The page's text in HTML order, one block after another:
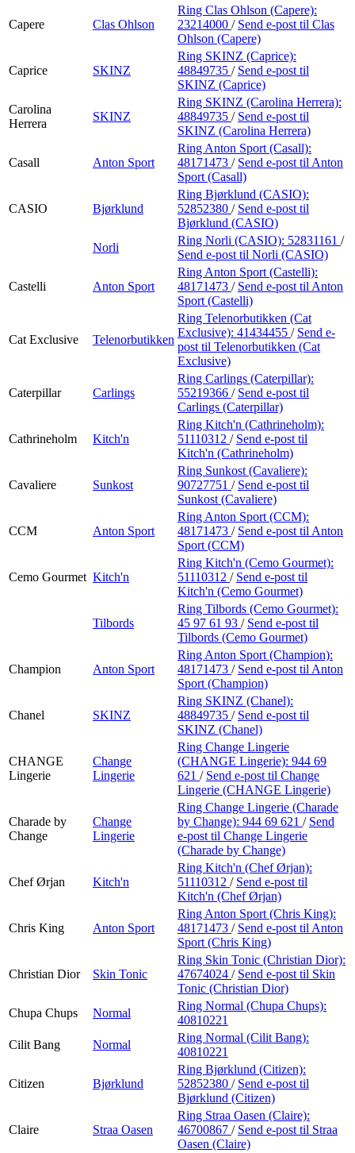
Capere Clas Ohlson
Ring Clas Ohlson (Capere):
23214000 / Send e-post til Clas
Ohlson (Capere)
Caprice SKINZ
Ring SKINZ (Caprice):
48849735 / Send e-post til
SKINZ (Caprice)
Carolina
Herrera
SKINZ
Ring SKINZ (Carolina Herrera):
48849735 / Send e-post til
SKINZ (Carolina Herrera)
Casall Anton Sport
Ring Anton Sport (Casall):
48171473 / Send e-post til Anton
Sport (Casall)
CASIO Bjørklund
Ring Bjørklund (CASIO):
52852380 / Send e-post til
Bjørklund (CASIO)
Norli
Ring Norli (CASIO): 52831161 /
Send e-post til Norli (CASIO)
Castelli Anton Sport
Ring Anton Sport (Castelli):
48171473 / Send e-post til Anton
Sport (Castelli)
Cat Exclusive Telenorbutikken
Ring Telenorbutikken (Cat
Exclusive): 41434455 / Send e-
post til Telenorbutikken (Cat
Exclusive)
Caterpillar Carlings
Ring Carlings (Caterpillar):
55219366 / Send e-post til
Carlings (Caterpillar)
Cathrineholm Kitch'n
Ring Kitch'n (Cathrineholm):
51110312 / Send e-post til
Kitch'n (Cathrineholm)
Cavaliere Sunkost
Ring Sunkost (Cavaliere):
90727751 / Send e-post til
Sunkost (Cavaliere)
CCM Anton Sport
Ring Anton Sport (CCM):
48171473 / Send e-post til Anton
Sport (CCM)
Cemo Gourmet Kitch'n
Ring Kitch'n (Cemo Gourmet):
51110312 / Send e-post til
Kitch'n (Cemo Gourmet)
Tilbords
Ring Tilbords (Cemo Gourmet):
45 97 61 93 / Send e-post til
Tilbords (Cemo Gourmet)
Champion Anton Sport
Ring Anton Sport (Champion):
48171473 / Send e-post til Anton
Sport (Champion)
Chanel SKINZ
Ring SKINZ (Chanel):
48849735 / Send e-post til
SKINZ (Chanel)
CHANGE
Lingerie
Change
Lingerie
Ring Change Lingerie
(CHANGE Lingerie): 944 69
621 / Send e-post til Change
Lingerie (CHANGE Lingerie)
Charade by
Change
Change
Lingerie
Ring Change Lingerie (Charade
by Change): 944 69 621 / Send
e-post til Change Lingerie
(Charade by Change)
Chef Ørjan Kitch'n
Ring Kitch'n (Chef Ørjan):
51110312 / Send e-post til
Kitch'n (Chef Ørjan)
Chris King Anton Sport
Ring Anton Sport (Chris King):
48171473 / Send e-post til Anton
Sport (Chris King)
Christian Dior Skin Tonic
Ring Skin Tonic (Christian Dior):
47674024 / Send e-post til Skin
Tonic (Christian Dior)
Chupa Chups
Normal
Ring Normal (Chupa Chups):
40810221
Cilit Bang
Normal
Ring Normal (Cilit Bang):
40810221
Citizen Bjørklund
Ring Bjørklund (Citizen):
52852380 / Send e-post til
Bjørklund (Citizen)
Claire Straa Oasen
Ring Straa Oasen (Claire):
46700867 / Send e-post til Straa
Oasen (Claire)